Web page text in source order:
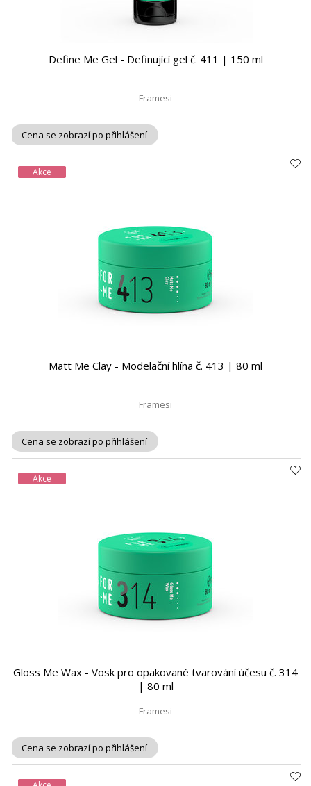
Define Me Gel - Definující gel č. 411 | 150 ml
Framesi
Cena se zobrazí po přihlášení
Akce
Matt Me Clay - Modelační hlína č. 413 | 80 ml
Framesi
Cena se zobrazí po přihlášení
Akce
Gloss Me Wax - Vosk pro opakované tvarování účesu č. 314
| 80 ml
Framesi
Cena se zobrazí po přihlášení